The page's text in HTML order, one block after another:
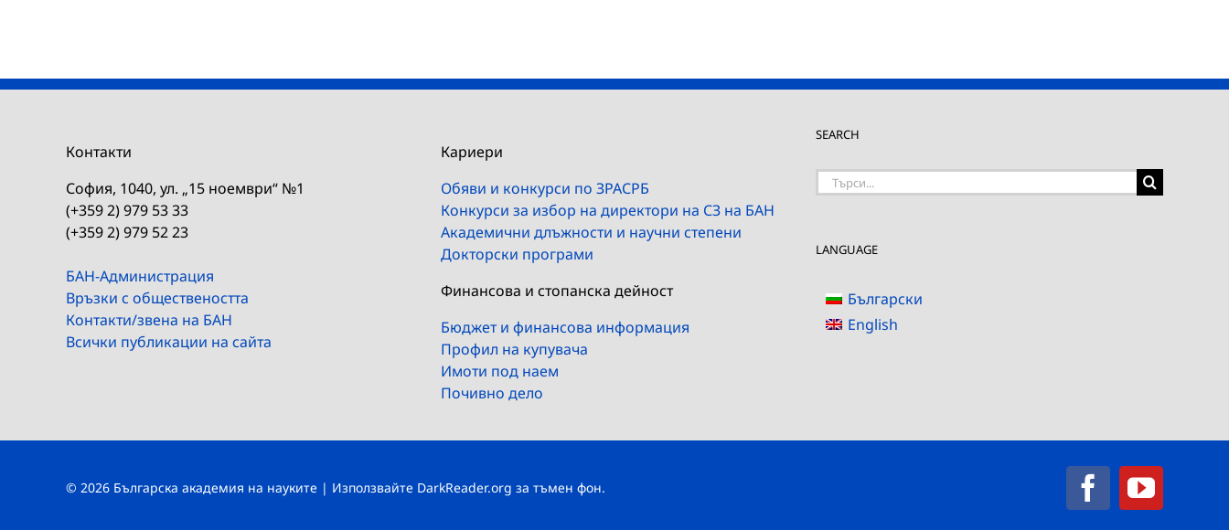
Контакти
София, 1040, ул. „15 ноември“ №1
(+359 2) 979 53 33
(+359 2) 979 52 23
БАН-Администрация
Връзки с обществеността
Контакти/звена на БАН
Всички публикации на сайта
Кариери
Обяви и конкурси по ЗРАСРБ
Конкурси за избор на директори на СЗ на БАН
Академични длъжности и научни степени
Докторски програми
Финансова и стопанска дейност
Бюджет и финансова информация
Профил на купувача
Имоти под наем
Почивно дело
SEARCH
Търсене
LANGUAGE
Български
English
© 2026 Българска академия на науките | Използвайте DarkReader.org за тъмен фон. Facebook